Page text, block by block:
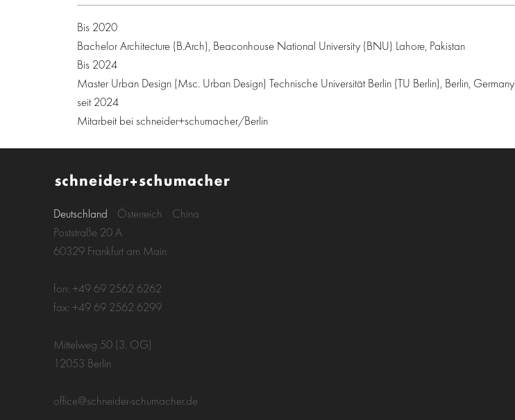
Bis 2020
Bachelor Architecture (B.Arch), Beaconhouse National University (BNU) Lahore, Pakistan
Bis 2024
Master Urban Design (Msc. Urban Design) Technische Universität Berlin (TU Berlin), Berlin, Germany
seit 2024
Mitarbeit bei schneider+schumacher/Berlin
Deutschland Österreich
China
Poststraße 20 A
60329 Frankfurt am Main
fon: +49 69 2562 6262
fax: +49 69 2562 6299
Mittelweg 50 (3. OG)
12053 Berlin
office@schneider-schumacher.de